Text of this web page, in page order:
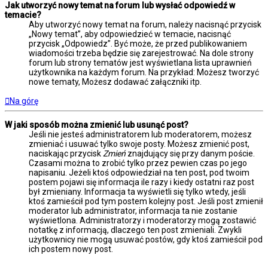
Jak utworzyć nowy temat na forum lub wysłać odpowiedź w
temacie?
Aby utworzyć nowy temat na forum, należy nacisnąć przycisk
„Nowy temat”, aby odpowiedzieć w temacie, nacisnąć
przycisk „Odpowiedz”. Być może, że przed publikowaniem
wiadomości trzeba będzie się zarejestrować. Na dole strony
forum lub strony tematów jest wyświetlana lista uprawnień
użytkownika na każdym forum. Na przykład: Możesz tworzyć
nowe tematy, Możesz dodawać załączniki itp.
Na górę
W jaki sposób można zmienić lub usunąć post?
Jeśli nie jesteś administratorem lub moderatorem, możesz
zmieniać i usuwać tylko swoje posty. Możesz zmienić post,
naciskając przyciskZmieńznajdujący się przy danym poście.
Czasami można to zrobić tylko przez pewien czas po jego
napisaniu. Jeżeli ktoś odpowiedział na ten post, pod twoim
postem pojawi się informacja ile razy i kiedy ostatni raz post
był zmieniany. Informacja ta wyświetli się tylko wtedy, jeśli
ktoś zamieścił pod tym postem kolejny post. Jeśli post zmienił
moderator lub administrator, informacja ta nie zostanie
wyświetlona. Administratorzy i moderatorzy mogą zostawić
notatkę z informacją, dlaczego ten post zmieniali. Zwykli
użytkownicy nie mogą usuwać postów, gdy ktoś zamieścił pod
ich postem nowy post.